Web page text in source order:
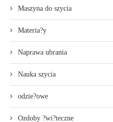
Maszyna do szycia
Materia?y
Naprawa ubrania
Nauka szycia
odzie?owe
Ozdoby ?wi?teczne